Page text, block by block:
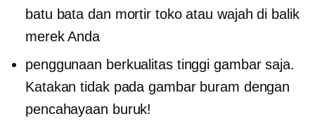
batu bata dan mortir toko atau wajah di balik
merek Anda
penggunaan berkualitas tinggi gambar saja.
Katakan tidak pada gambar buram dengan
pencahayaan buruk!